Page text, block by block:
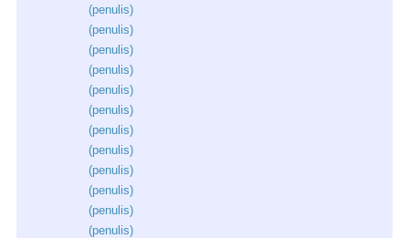
(penulis)
(penulis)
(penulis)
(penulis)
(penulis)
(penulis)
(penulis)
(penulis)
(penulis)
(penulis)
(penulis)
(penulis)